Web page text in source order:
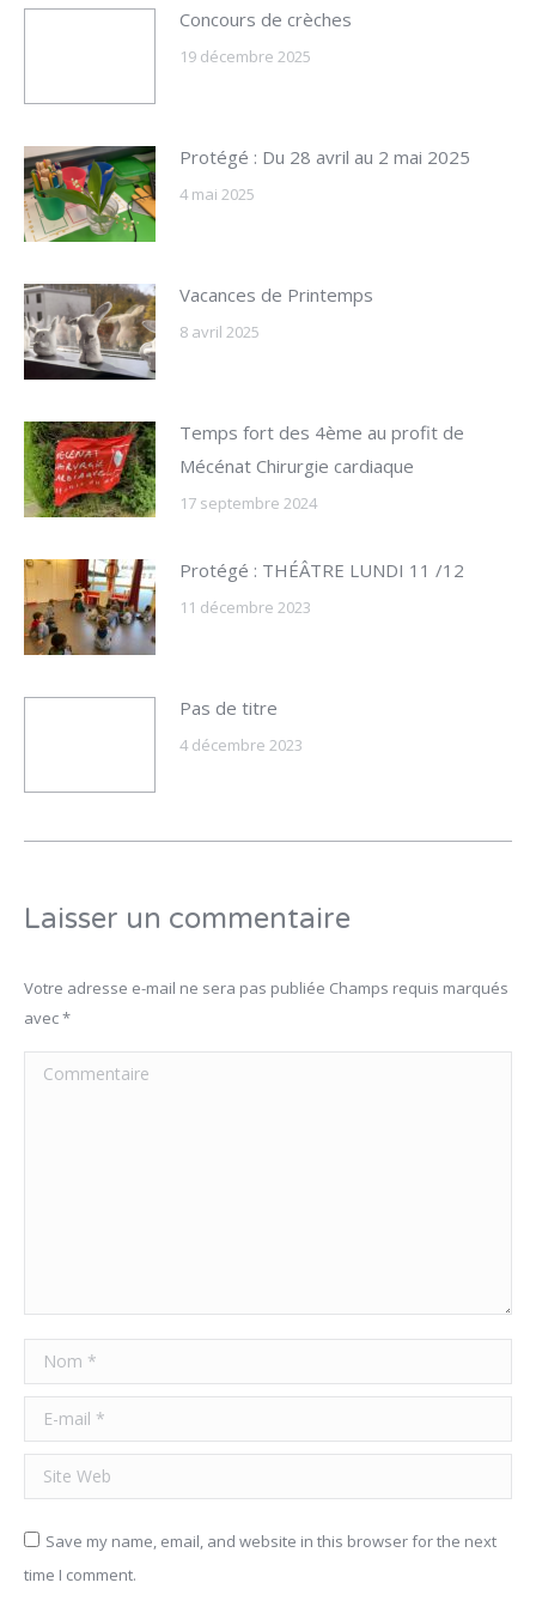
Concours de crèches
19 décembre 2025
Protégé : Du 28 avril au 2 mai 2025
4 mai 2025
Vacances de Printemps
8 avril 2025
Temps fort des 4ème au profit de
Mécénat Chirurgie cardiaque
17 septembre 2024
Protégé : THÉÂTRE LUNDI 11 /12
11 décembre 2023
Pas de titre
4 décembre 2023
Laisser un commentaire
Votre adresse e-mail ne sera pas publiée Champs requis marqués
avec*
Commentaire
Nom *
E-mail *
Site Web
Save my name, email, and website in this browser for the next
time I comment.